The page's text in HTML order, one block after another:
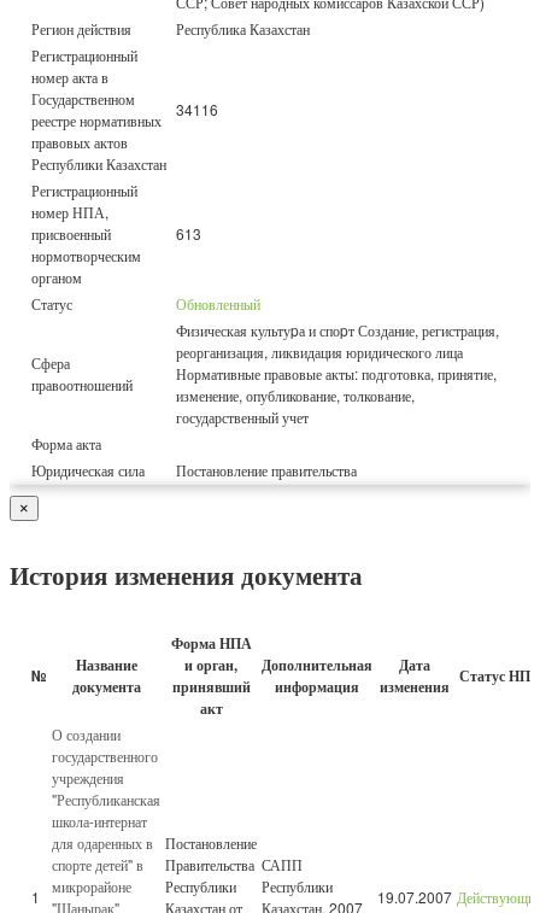
Регион действия
Республика Казахстан
Регистрационный
номер акта в
Государственном
реестре нормативных
правовых актов
Республики Казахстан
34116
Регистрационный
номер НПА,
присвоенный
нормотворческим
органом
613
Статус Обновленный
Сфера
правоотношений
Физическая культуpа и споpт Создание, регистрация,
реорганизация, ликвидация юридического лица
Нормативные правовые акты: подготовка, принятие,
изменение, опубликование, толкование,
государственный учет
Форма акта
Юридическая сила
Постановление правительства
×
История изменения документа
№
Название
документа
Форма НПА
и орган,
принявший
акт
Дополнительная
информация
Дата
изменения Статус НПА
1
О создании
государственного
учреждения
"Республиканская
школа-интернат
для одаренных в
спорте детей" в
микрорайоне
"Шанырак"
Постановление
Правительства
Республики
Казахстан от
САПП
Республики
Казахстан, 2007
19.07.2007